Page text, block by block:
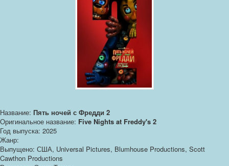
Название: Пять ночей с Фредди 2
Оригинальное название: Five Nights at Freddy's 2
Год выпуска: 2025
Жанр:
Выпущено: США, Universal Pictures, Blumhouse Productions, Scott
Cawthon Productions